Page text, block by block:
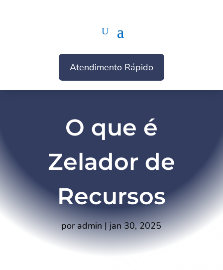
Atendimento Rápido
O que é
Zelador de
Recursos
poradmin|jan 30, 2025